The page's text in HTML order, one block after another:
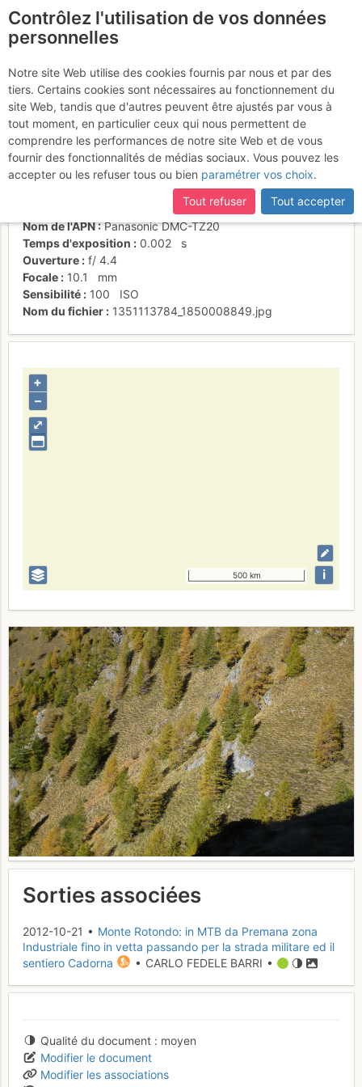
Valle spettacolare
Activités
Date/heure
21 oct. 2012 11:32
Contributeur
CARLO FEDELE BARRI
collaboratif (CC by-sa)
Nom de l'APN
Panasonic DMC-TZ20
Temps d'exposition
0.002
s
Ouverture
f/ 4.4
Focale
10.1
mm
Sensibilité
100
ISO
Nom du fichier
1351113784_1850008849.jpg
⤢
+
–
500 km i
Sorties associées
2012-10-21 • Monte Rotondo: in MTB da Premana zona
Industriale fino in vetta passando per la strada militare ed il
sentiero Cadorna
• CARLO FEDELE BARRI •
Qualité du document
moyen
Modifier le document
Modifier les associations
Contrôlez l'utilisation de vos données
personnelles
Notre site Web utilise des cookies fournis par nous et par des
tiers. Certains cookies sont nécessaires au fonctionnement du
site Web, tandis que d'autres peuvent être ajustés par vous à
tout moment, en particulier ceux qui nous permettent de
comprendre les performances de notre site Web et de vous
fournir des fonctionnalités de médias sociaux. Vous pouvez les
accepter ou les refuser tous ou bien paramétrer vos choix.
Tout refuser
Tout accepter